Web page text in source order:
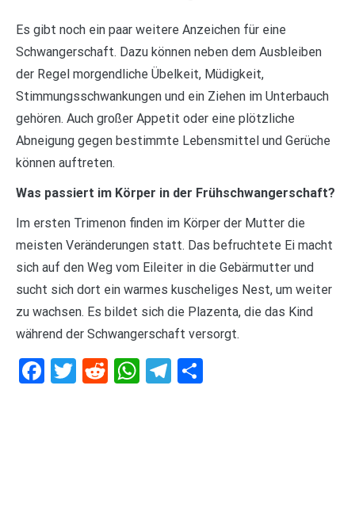
Es gibt noch ein paar weitere Anzeichen für eine
Schwangerschaft. Dazu können neben dem Ausbleiben
der Regel morgendliche Übelkeit, Müdigkeit,
Stimmungsschwankungen und ein Ziehen im Unterbauch
gehören. Auch großer Appetit oder eine plötzliche
Abneigung gegen bestimmte Lebensmittel und Gerüche
können auftreten.
Was passiert im Körper in der Frühschwangerschaft?
Im ersten Trimenon finden im Körper der Mutter die
meisten Veränderungen statt. Das befruchtete Ei macht
sich auf den Weg vom Eileiter in die Gebärmutter und
sucht sich dort ein warmes kuscheliges Nest, um weiter
zu wachsen. Es bildet sich die Plazenta, die das Kind
während der Schwangerschaft versorgt.
Facebook
Twitter
RedditWhatsApp
Telegram